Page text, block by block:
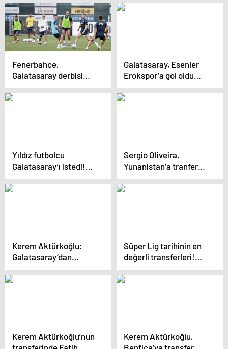
kalmayacak
Fenerbahçe,
Galatasaray derbisi
hazırlıklarını sürdürdü
Galatasaray, Esenler
Erokspor’a gol oldu
yağdı
Yıldız futbolcu
Galatasaray’ı istedi!
Taraftarlar transfer
beklerken Okan Buruk
Sergio Oliveira,
Yunanistan’a tranfer
oluyor
Kerem Aktürkoğlu:
Galatasaray’dan
ayrılmak hiç kolay
değil
Süper Lig tarihinin en
değerli transferleri!
Victor Osimhen, birinci
sırada
Kerem Aktürkoğlu’nun
Kerem Aktürkoğlu,